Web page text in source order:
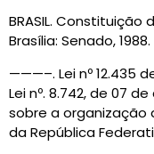
BRASIL. Constituição
Brasília: Senado, 1988.
———–. Lei nº 12.435
Lei nº. 8.742, de 07
sobre a organização
da República